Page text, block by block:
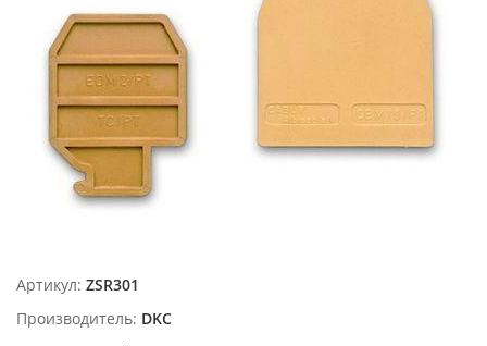
Артикул: ZSR301
Производитель: DKC